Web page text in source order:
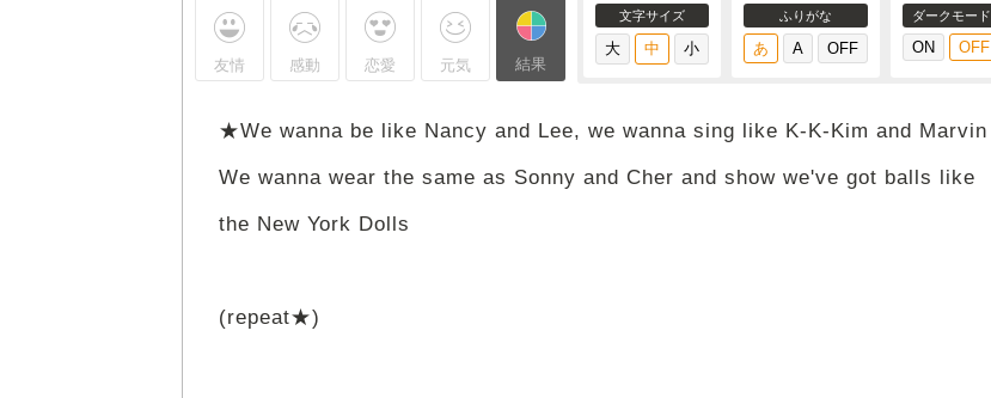
友情 感動 恋愛 元気 結果
文字サイズ ふりがな ダークモード
★We wanna be like Nancy and Lee, we wanna sing like K-K-Kim and Marvin
We wanna wear the same as Sonny and Cher and show we've got balls like
the New York Dolls
(repeat★)